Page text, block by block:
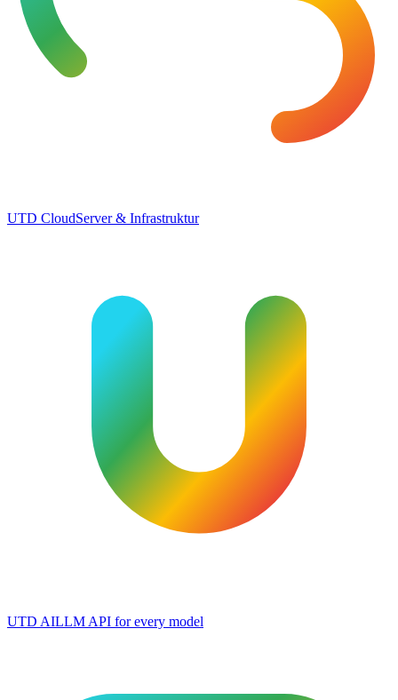
UTD CloudServer & Infrastruktur
UTD AILLM API for every model